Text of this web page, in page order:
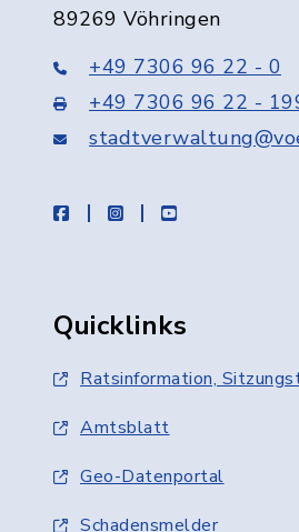
89269 Vöhringen
+49 7306 96 22 - 0
+49 7306 96 22 -
facebookinstagramyoutube
Quicklinks
Ratsinformation,
Amtsblatt
Geo-Datenportal
Schadensmelder